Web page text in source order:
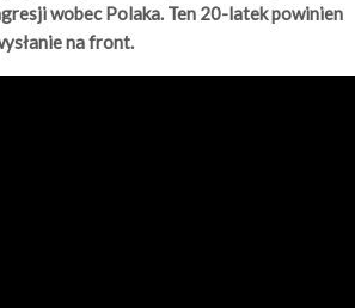
wobec Polaka. Ten 20-latek powinien
na front.